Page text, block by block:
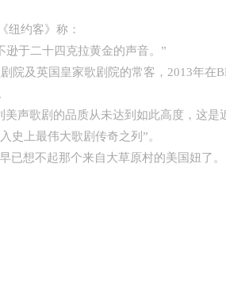
纽约客》称：
逊于二十四克拉黄金的声音。”
及英国皇家歌剧院的常客，2013年在
美声歌剧的品质从未达到如此高度， 这是
史上最伟大歌剧传奇之列”。
想不起那个来自大草原村的美国妞了。